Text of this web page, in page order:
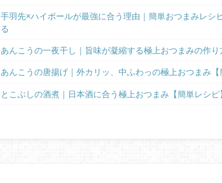
手羽先×ハイボールが最強に合う理由｜簡単おつまみレシ
る
あんこうの一夜干し｜旨味が凝縮する極上おつまみの作り
あんこうの唐揚げ｜外カリッ、中ふわっの極上おつまみ【
とこぶしの酒煮｜日本酒に合う極上おつまみ【簡単レシピ